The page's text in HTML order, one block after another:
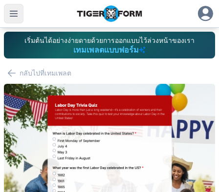
เริ่มต้นได้อย่างง่ายดายด้วยการออกแบบไว้ล่วงหน้าของเรา
เทมเพลตแบบฟอร์ม
กลับไปที่เทมเพลต